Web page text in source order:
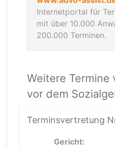
Internetportal für
mit über 10.000
200.000 Terminen.
Weitere Termine
vor dem
Terminsvertretung
Gericht: